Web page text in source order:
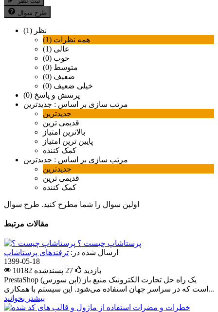
طرح سوال
نظر (1)
همه نظرات (1)
عالی (1)
خوب (0)
متوسط (0)
ضعیف (0)
خیلی ضعیف (0)
پرسش و پاسخ (0)
مرتب سازی بر اساس : جدیدترین
جدیدترین
قدیمی ترین
بالاترین امتیاز
پایین ترین امتیاز
کمک کننده
مرتب سازی بر اساس : جدیدترین
جدیدترین
قدیمی ترین
کمک کننده
اولین سوال را شما مطرح کنید. طرح سوال
مقالات مرتبط
پرستاشاپ چیست ؟
ارسال شده در: ترفندهای پرستاشاپ
1399-05-18
10182 بازدید
27 پسندشده
PrestaShop یک راه حل تجارت الکترونیک منبع باز (اپن سورس)
است که در سراسر جهان استفاده می‌­شود. این سیستم با همکاری...
بیشتر بخوانید